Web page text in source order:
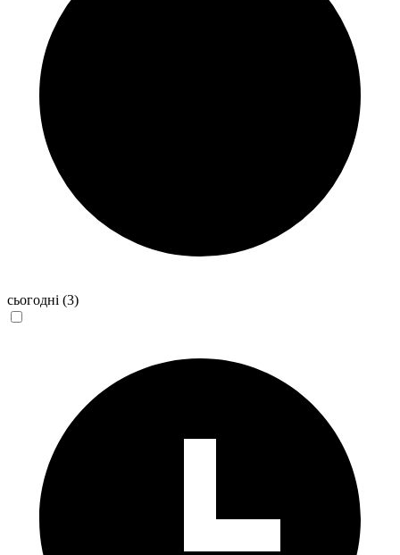
сьогодні (3)